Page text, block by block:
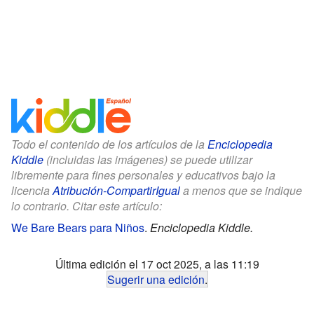
Todo el contenido de los artículos de la Enciclopedia
Kiddle (incluidas las imágenes) se puede utilizar
libremente para fines personales y educativos bajo la
licencia Atribución-CompartirIguala menos que se indique
lo contrario. Citar este artículo:
We Bare Bears para Niños. Enciclopedia Kiddle.
Última edición el 17 oct 2025, a las 11:19
Sugerir una edición.